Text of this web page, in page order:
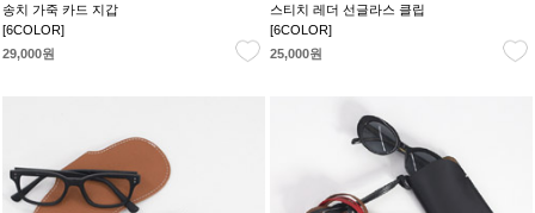
송치 가죽 카드 지갑
[6COLOR]
29,000원
스티치 레더 선글라스 클립
[6COLOR]
25,000원